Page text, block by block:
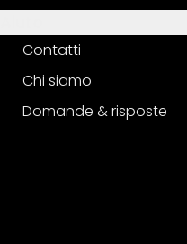
Contatti
Chi siamo
Domande & risposte